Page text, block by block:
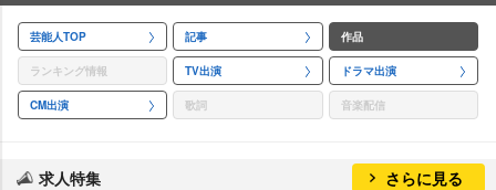
芸能人TOP 記事 作品
ランキング情報 TV出演 ドラマ出演
CM出演 歌詞 音楽配信
求人特集 さらに見る